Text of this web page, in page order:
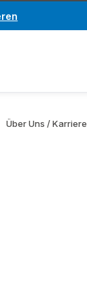
Über Uns / Karriere